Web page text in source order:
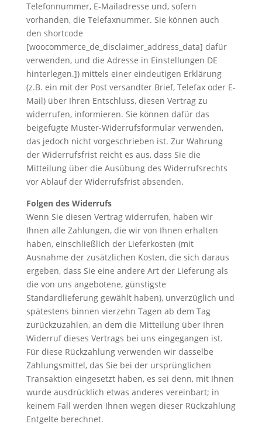
Telefonnummer, E-Mailadresse und, sofern
vorhanden, die Telefaxnummer. Sie können auch
den shortcode
[woocommerce_de_disclaimer_address_data] dafür
verwenden, und die Adresse in Einstellungen DE
hinterlegen.]) mittels einer eindeutigen Erklärung
(z.B. ein mit der Post versandter Brief, Telefax oder E-
Mail) über Ihren Entschluss, diesen Vertrag zu
widerrufen, informieren. Sie können dafür das
beigefügte Muster-Widerrufsformular verwenden,
das jedoch nicht vorgeschrieben ist. Zur Wahrung
der Widerrufsfrist reicht es aus, dass Sie die
Mitteilung über die Ausübung des Widerrufsrechts
vor Ablauf der Widerrufsfrist absenden.
Folgen des Widerrufs
Wenn Sie diesen Vertrag widerrufen, haben wir
Ihnen alle Zahlungen, die wir von Ihnen erhalten
haben, einschließlich der Lieferkosten (mit
Ausnahme der zusätzlichen Kosten, die sich daraus
ergeben, dass Sie eine andere Art der Lieferung als
die von uns angebotene, günstigste
Standardlieferung gewählt haben), unverzüglich und
spätestens binnen vierzehn Tagen ab dem Tag
zurückzuzahlen, an dem die Mitteilung über Ihren
Widerruf dieses Vertrags bei uns eingegangen ist.
Für diese Rückzahlung verwenden wir dasselbe
Zahlungsmittel, das Sie bei der ursprünglichen
Transaktion eingesetzt haben, es sei denn, mit Ihnen
wurde ausdrücklich etwas anderes vereinbart; in
keinem Fall werden Ihnen wegen dieser Rückzahlung
Entgelte berechnet.